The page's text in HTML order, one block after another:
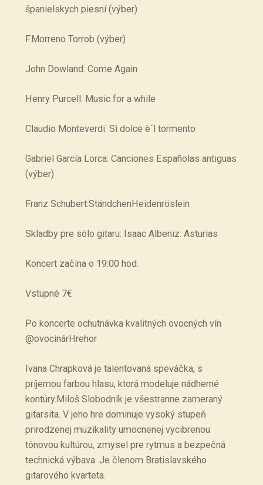
španielskych piesní (výber)
F.Morreno Torrob (výber)
John Dowland: Come Again
Henry Purcell: Music for a while
Claudio Monteverdi: Sì dolce è´l tormento
Gabriel García Lorca: Canciones Españolas antiguas
(výber)
Franz Schubert:StändchenHeidenröslein
Skladby pre sólo gitaru: Isaac Albeniz: Asturias
Koncert začína o 19:00 hod.
Vstupné 7€
Po koncerte ochutnávka kvalitných ovocných vín
@ovocinárHrehor
Ivana Chrapková je talentovaná speváčka, s
príjemou farbou hlasu, ktorá modeluje nádherné
kontúry.Miloš Slobodník je všestranne zameraný
gitarsita. V jeho hre dominuje vysoký stupeň
prirodzenej muzikality umocnenej vycibrenou
tónovou kultúrou, zmysel pre rytmus a bezpečná
technická výbava. Je členom Bratislavského
gitarového kvarteta.